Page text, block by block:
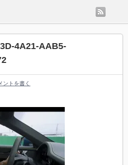
4A21-AAB5-
ントを書く